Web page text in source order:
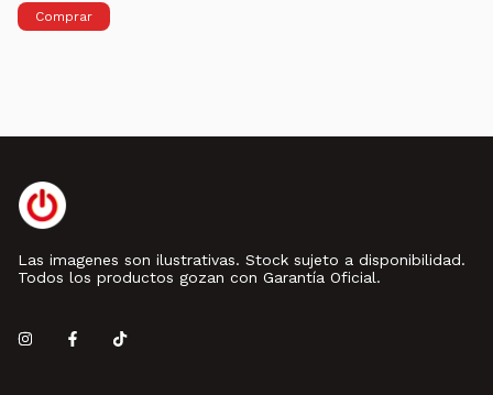
Las imagenes son ilustrativas. Stock sujeto a disponibilidad.
Todos los productos gozan con Garantía Oficial.